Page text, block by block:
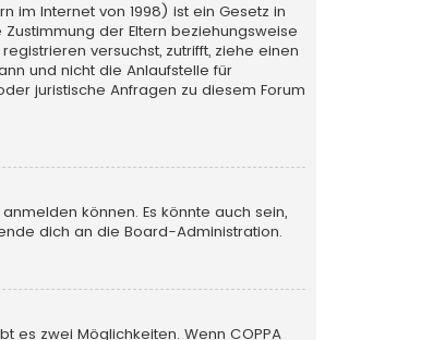
im Internet von 1998) ist ein Gesetz in
der Eltern beziehungsweise
versuchst, zutrifft, ziehe einen
und nicht die Anlaufstelle für
juristische Anfragen zu diesem Forum
können. Es könnte auch sein,
dich an die Board-Administration.
es zwei Möglichkeiten. Wenn COPPA